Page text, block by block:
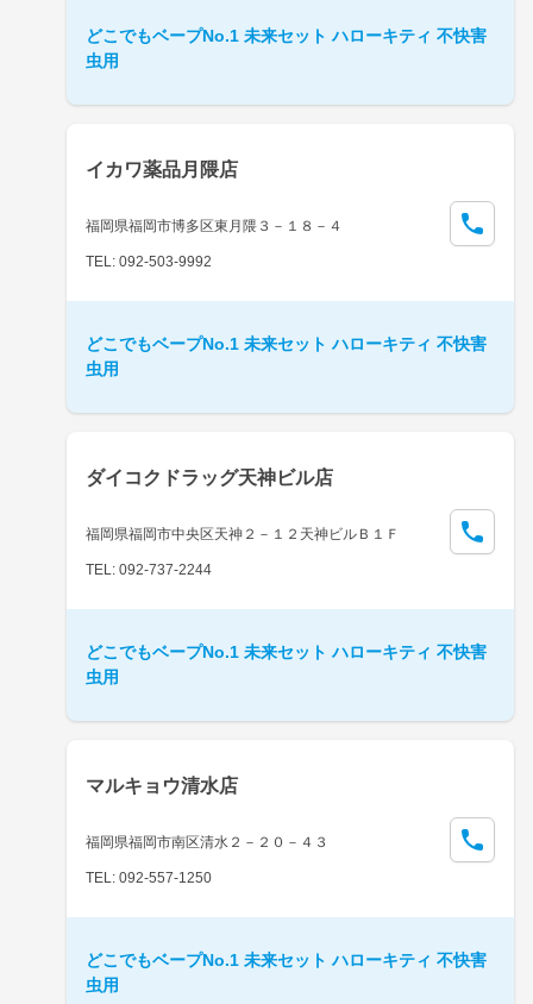
どこでもベープNo.1 未来セット ハローキティ 不快害
虫用
イカワ薬品月隈店
福岡県福岡市博多区東月隈３－１８－４
TEL: 092-503-9992
どこでもベープNo.1 未来セット ハローキティ 不快害
虫用
ダイコクドラッグ天神ビル店
福岡県福岡市中央区天神２－１２天神ビルＢ１Ｆ
TEL: 092-737-2244
どこでもベープNo.1 未来セット ハローキティ 不快害
虫用
マルキョウ清水店
福岡県福岡市南区清水２－２０－４３
TEL: 092-557-1250
どこでもベープNo.1 未来セット ハローキティ 不快害
虫用